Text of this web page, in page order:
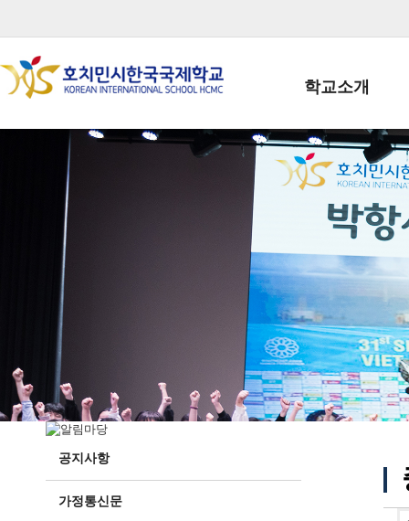
학교소개
학교장인사말
학생회장인사말
학교상징
학교 CI
교직원현황
학생현황
위치/전화
전경사진
공지사항
가정통신문